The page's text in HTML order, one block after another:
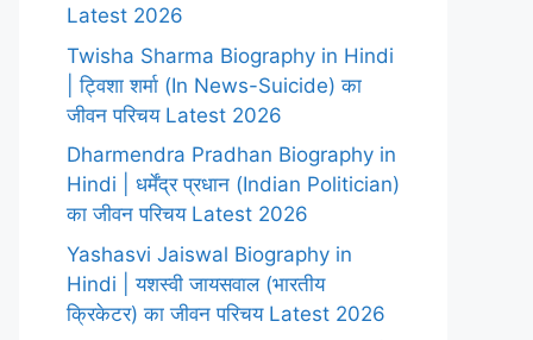
Latest 2026
Twisha Sharma Biography in Hindi
| ट्विशा शर्मा (In News-Suicide) का
जीवन परिचय Latest 2026
Dharmendra Pradhan Biography in
Hindi | धर्मेंद्र प्रधान (Indian Politician)
का जीवन परिचय Latest 2026
Yashasvi Jaiswal Biography in
Hindi | यशस्वी जायसवाल (भारतीय
क्रिकेटर) का जीवन परिचय Latest 2026